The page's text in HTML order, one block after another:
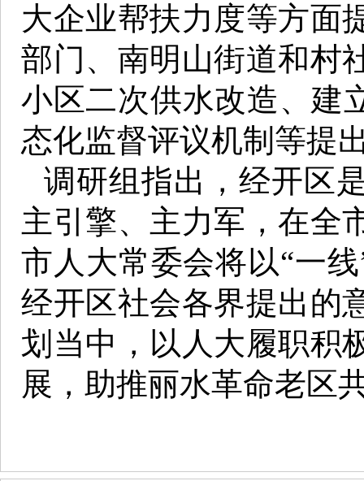
大企业帮扶力度等方面
部门、南明山街道和村
小区二次供水改造、建
态化监督评议机制等提
调研组指出，经开区
主引擎、主力军，在全
市人大常委会将以“一
经开区社会各界提出的
划当中，以人大履职积
展，助推丽水革命老区